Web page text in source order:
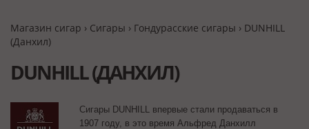
Магазин сигар › Сигары › Гондурасские сигары › DUNHILL
(Данхил)
DUNHILL (ДАНХИЛ)
Сигары DUNHILL впервые стали продаваться в
1907 году, в это время Альфред Данхилл